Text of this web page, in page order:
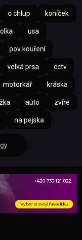
o chlup koníček
usa
pov kouření
velká prsa cctv
motorkář kráska
auto zvíře
na pejska